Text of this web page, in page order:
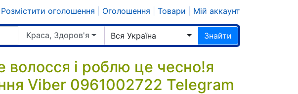
Розмістити оголошення Оголошення Товари Мій аккаунт
Краса, Здоров'я Вся Україна Знайти
волосся і роблю це чесно!я
Viber 0961002722 Telegram